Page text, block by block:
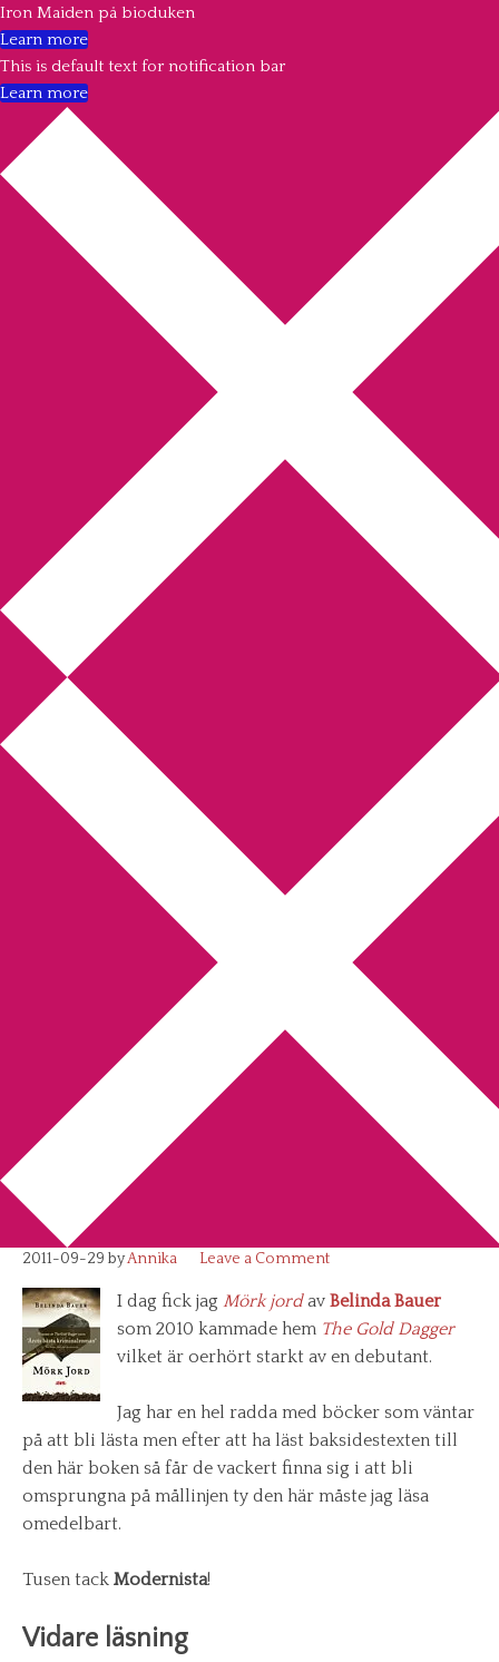
Annikas litteratur- och
kulturblogg
Deckare, kriminalromaner, thrillers
Boktolva Författarfemman
Webbshop Amazon
Bokbloggsjerka Bloggmaraton
Kriminalroman
Min tv-blogg
You are here: Belinda Bauer
Ännu ett
recensionsexemplar från Modernista förlag
Ännu ett recensionsexemplar
från Modernista förlag
2011-09-29 byAnnika Leave a Comment
I dag fick jag Mörk jord av Belinda Bauer
som 2010 kammade hem The Gold Dagger
vilket är oerhört starkt av en debutant.
Jag har en hel radda med böcker som väntar
på att bli lästa men efter att ha läst baksidestexten till
den här boken så får de vackert finna sig i att bli
omsprungna på mållinjen ty den här måste jag läsa
omedelbart.
Tusen tack Modernista!
Vidare läsning
Iron Maiden på bioduken
Learn more
This is default text for notification bar
Learn more